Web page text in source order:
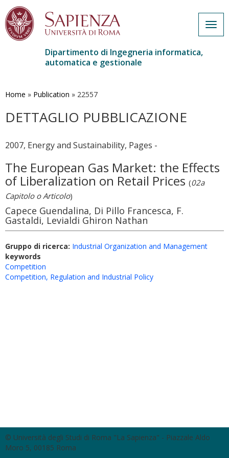
contenuto
Dipartimento di Ingegneria informatica,
automatica e gestionale
Home » Publication » 22557
DETTAGLIO PUBBLICAZIONE
2007, Energy and Sustainability, Pages -
The European Gas Market: the Effects
of Liberalization on Retail Prices (02a
Capitolo o Articolo)
Capece Guendalina, Di Pillo Francesca, F.
Gastaldi, Levialdi Ghiron Nathan
Gruppo di ricerca: Industrial Organization and Management
keywords
Competition
Competition, Regulation and Industrial Policy
© Università degli Studi di Roma "La Sapienza" - Piazzale Aldo
Moro 5, 00185 Roma